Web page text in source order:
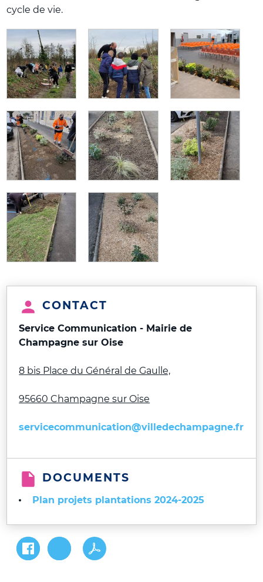
cycle de vie.
CONTACT
Service Communication - Mairie de
Champagne sur Oise
8 bis Place du Général de Gaulle,
95660 Champagne sur Oise
servicecommunication@villedechampagne.fr
DOCUMENTS
Plan projets plantations 2024-2025